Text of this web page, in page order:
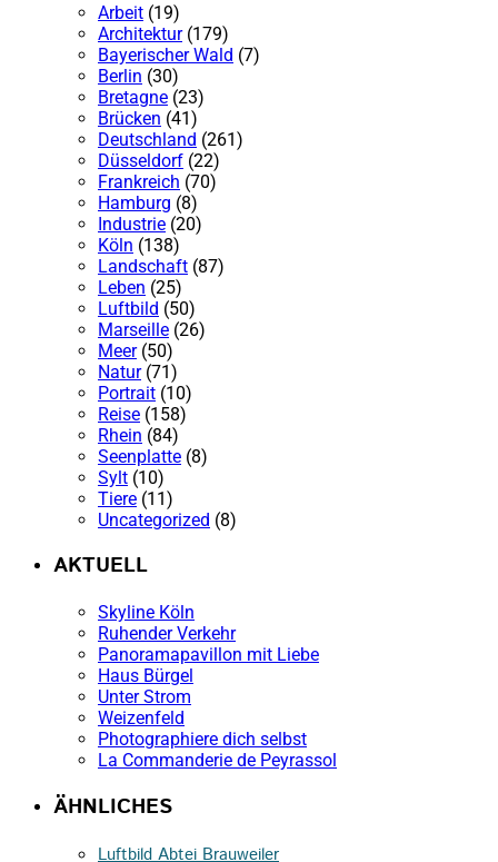
Arbeit (19)
Architektur(179)
Bayerischer Wald (7)
Berlin (30)
Bretagne (23)
Brücken (41)
Deutschland (261)
Düsseldorf (22)
Frankreich (70)
Hamburg (8)
Industrie (20)
Köln (138)
Landschaft (87)
Leben (25)
Luftbild (50)
Marseille (26)
Meer(50)
Natur(71)
Portrait (10)
Reise (158)
Rhein (84)
Seenplatte (8)
Sylt (10)
Tiere (11)
Uncategorized (8)
AKTUELL
Skyline Köln
Ruhender Verkehr
Panoramapavillon mit Liebe
Haus Bürgel
Unter Strom
Weizenfeld
Photographiere dich selbst
La Commanderie de Peyrassol
ÄHNLICHES
Luftbild Abtei Brauweiler